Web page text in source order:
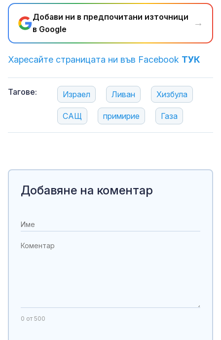
Добави ни в предпочитани източници
в Google
→
Харесайте страницата ни във Facebook ТУК
Тагове: Израел Ливан Хизбула
САЩ примирие Газа
Добавяне на коментар
0 от 500